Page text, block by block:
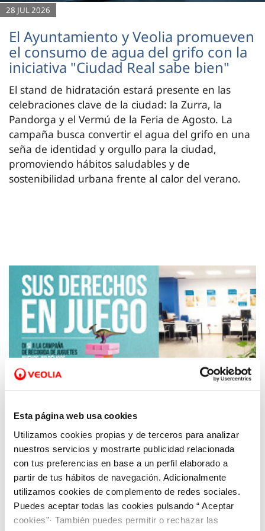
Esta página web usa cookies
Utilizamos cookies propias y de terceros para analizar
nuestros servicios y mostrarte publicidad relacionada
con tus preferencias en base a un perfil elaborado a
partir de tus hábitos de navegación. Adicionalmente
utilizamos cookies de complemento de redes sociales.
Puedes aceptar todas las cookies pulsando “ Aceptar
cookies”· También puedes permitir o rechazar las
28 JUL 2026
El Ayuntamiento y Veolia promueven
el consumo de agua del grifo con la
iniciativa "Ciudad Real sabe bien"
El stand de hidratación estará presente en las
celebraciones clave de la ciudad: la Zurra, la
Pandorga y el Vermú de la Feria de Agosto. La
campaña busca convertir el agua del grifo en una
seña de identidad y orgullo para la ciudad,
promoviendo hábitos saludables y de
sostenibilidad urbana frente al calor del verano.
04 DIC 2018
Aquona colabora con Cruz Roja para la
recogida de juguetes nuevos.